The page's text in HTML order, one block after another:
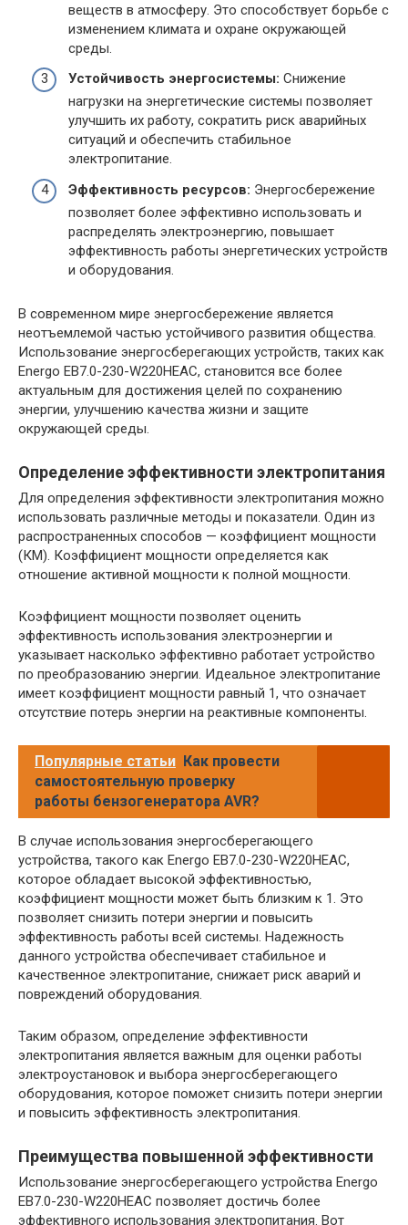
веществ в атмосферу. Это способствует борьбе с
изменением климата и охране окружающей
среды.
Устойчивость энергосистемы: Снижение
нагрузки на энергетические системы позволяет
улучшить их работу, сократить риск аварийных
ситуаций и обеспечить стабильное
электропитание.
Эффективность ресурсов: Энергосбережение
позволяет более эффективно использовать и
распределять электроэнергию, повышает
эффективность работы энергетических устройств
и оборудования.
В современном мире энергосбережение является
неотъемлемой частью устойчивого развития общества.
Использование энергосберегающих устройств, таких как
Energo EB7.0-230-W220HЕAC, становится все более
актуальным для достижения целей по сохранению
энергии, улучшению качества жизни и защите
окружающей среды.
Определение эффективности электропитания
Для определения эффективности электропитания можно
использовать различные методы и показатели. Один из
распространенных способов — коэффициент мощности
(КМ). Коэффициент мощности определяется как
отношение активной мощности к полной мощности.
Коэффициент мощности позволяет оценить
эффективность использования электроэнергии и
указывает насколько эффективно работает устройство
по преобразованию энергии. Идеальное электропитание
имеет коэффициент мощности равный 1, что означает
отсутствие потерь энергии на реактивные компоненты.
Популярные статьи Как провести
самостоятельную проверку
работы бензогенератора AVR?
В случае использования энергосберегающего
устройства, такого как Energo EB7.0-230-W220HЕAC,
которое обладает высокой эффективностью,
коэффициент мощности может быть близким к 1. Это
позволяет снизить потери энергии и повысить
эффективность работы всей системы. Надежность
данного устройства обеспечивает стабильное и
качественное электропитание, снижает риск аварий и
повреждений оборудования.
Таким образом, определение эффективности
электропитания является важным для оценки работы
электроустановок и выбора энергосберегающего
оборудования, которое поможет снизить потери энергии
и повысить эффективность электропитания.
Преимущества повышенной эффективности
Использование энергосберегающего устройства Energo
EB7.0-230-W220HЕAC позволяет достичь более
эффективного использования электропитания. Вот